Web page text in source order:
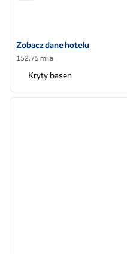
Zobacz szczegóły hotelu
Zobacz dane hotelu
152,75 mila
Kryty basen
1 z 12